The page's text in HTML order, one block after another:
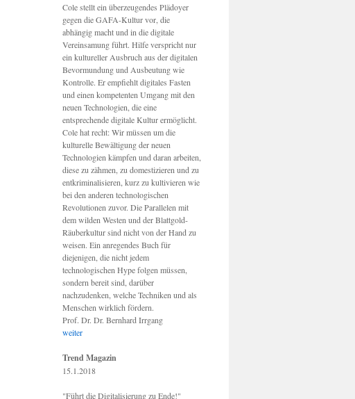
Cole stellt ein überzeugendes Plädoyer
gegen die GAFA-Kultur vor, die
abhängig macht und in die digitale
Vereinsamung führt. Hilfe verspricht nur
ein kultureller Ausbruch aus der digitalen
Bevormundung und Ausbeutung wie
Kontrolle. Er empfiehlt digitales Fasten
und einen kompetenten Umgang mit den
neuen Technologien, die eine
entsprechende digitale Kultur ermöglicht.
Cole hat recht: Wir müssen um die
kulturelle Bewältigung der neuen
Technologien kämpfen und daran arbeiten,
diese zu zähmen, zu domestizieren und zu
entkriminalisieren, kurz zu kultivieren wie
bei den anderen technologischen
Revolutionen zuvor. Die Parallelen mit
dem wilden Westen und der Blattgold-
Räuberkultur sind nicht von der Hand zu
weisen. Ein anregendes Buch für
diejenigen, die nicht jedem
technologischen Hype folgen müssen,
sondern bereit sind, darüber
nachzudenken, welche Techniken und als
Menschen wirklich fördern.
Prof. Dr. Dr. Bernhard Irrgang
weiter
Trend Magazin
15.1.2018
"Führt die Digitalisierung zu Ende!"